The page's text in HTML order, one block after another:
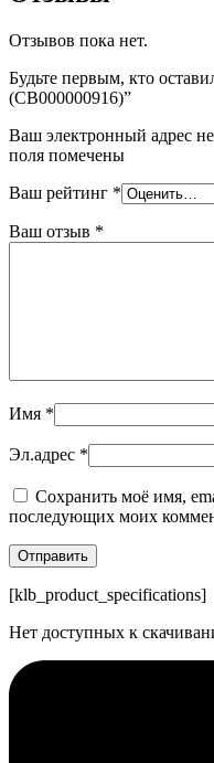
Отзывов пока нет.
Будьте первым, кто
(СВ000000916)”
Ваш электронный адрес
поля помечены
Ваш рейтинг *
Ваш отзыв *
Имя *
Эл.адрес *
Сохранить моё имя,
последующих моих
[klb_product_specifications]
Нет доступных к